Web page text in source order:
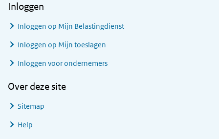
Inloggen
Inloggen op Mijn Belastingdienst
Inloggen op Mijn toeslagen
Inloggen voor ondernemers
Over deze site
Sitemap
Help